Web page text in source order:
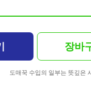
장바
도매꾹 수입의 일부는 뜻깊은